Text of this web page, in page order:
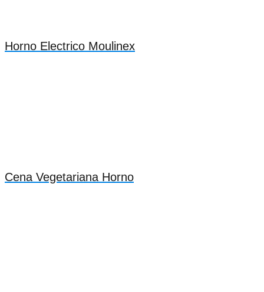
Horno Electrico Moulinex
Cena Vegetariana Horno